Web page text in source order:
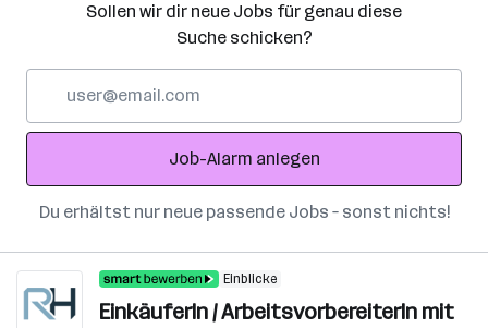
Sollen wir dir neue Jobs für genau diese
Suche schicken?
Adresse
Job-Alarm anlegen
Du erhältst nur neue passende Jobs – sonst nichts!
Einblicke
EinkäuferIn / ArbeitsvorbereiterIn mit